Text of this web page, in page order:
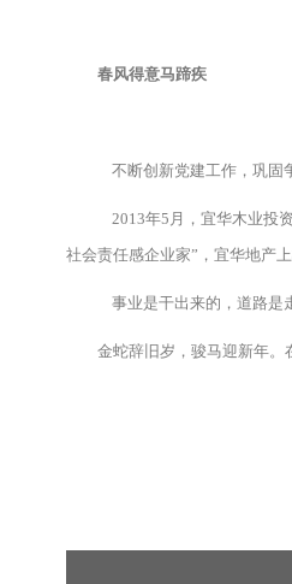
春风得意马蹄疾
不断创新党建工作，巩固
2013年5月，宜华木业投
社会责任感企业家”，宜华地产
事业是干出来的，道路是
金蛇辞旧岁，骏马迎新年。